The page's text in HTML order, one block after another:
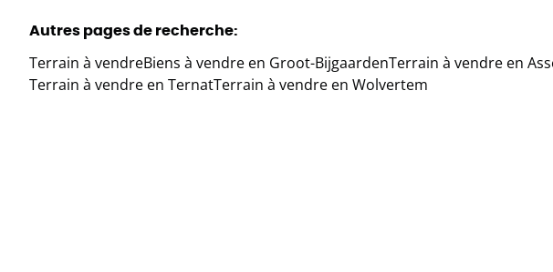
Autres pages de recherche:
Terrain à vendreBiens à vendre en Groot-BijgaardenTerrain à vendre en
Terrain à vendre en TernatTerrain à vendre en Wolvertem